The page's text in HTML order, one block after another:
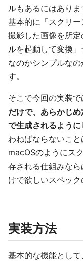
ルもあるにはありま
基本的に「スクリ
撮影した画像を所
ルを起動して変換
なのかシンプルな
す。
そこで今回の実装で
だけで、あらかじ
で生成されるよう
わねばならないこと
macOSのようにス
存される仕組みな
けで欲しいスペック
実装方法
基本的な機能として